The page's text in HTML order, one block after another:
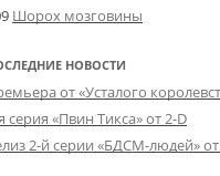
Шорох мозговины
НОВОСТИ
серия «Пвин Тикса» от 2-D